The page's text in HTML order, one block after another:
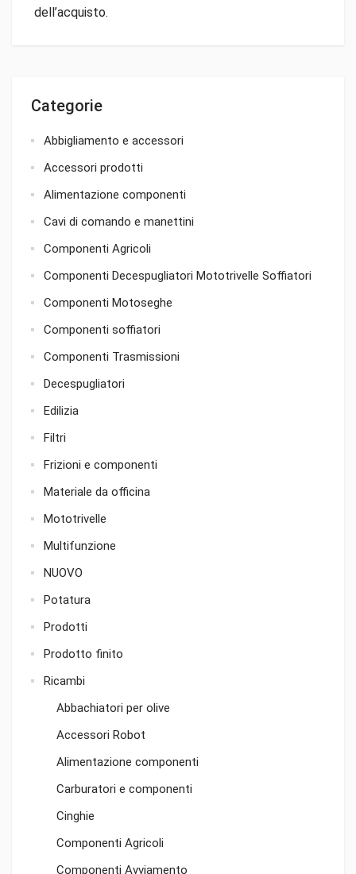
Categorie
Abbigliamento e accessori
Accessori prodotti
Alimentazione componenti
Cavi di comando e manettini
Componenti Agricoli
Componenti Decespugliatori Mototrivelle Soffiatori
Componenti Motoseghe
Componenti soffiatori
Componenti Trasmissioni
Decespugliatori
Edilizia
Filtri
Frizioni e componenti
Materiale da officina
Mototrivelle
Multifunzione
NUOVO
Potatura
Prodotti
Prodotto finito
Ricambi
Abbachiatori per olive
Accessori Robot
Alimentazione componenti
Carburatori e componenti
Cinghie
Componenti Agricoli
Componenti Avviamento
dell’acquisto.